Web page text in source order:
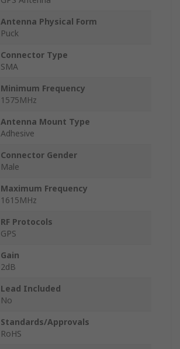
Antenna Physical Form
Puck
Connector Type
SMA
Minimum Frequency
1575MHz
Antenna Mount Type
Adhesive
Connector Gender
Male
Maximum Frequency
1615MHz
RF Protocols
GPS
Gain
2dB
Lead Included
No
Standards/Approvals
RoHS